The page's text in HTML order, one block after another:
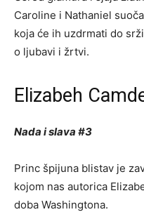
Caroline i Nathaniel
koja će ih uzdrmati do
o ljubavi i žrtvi.
Elizabeh
Nada i slava #3
Princ špijuna blistav je
kojom nas autorica
doba Washingtona.